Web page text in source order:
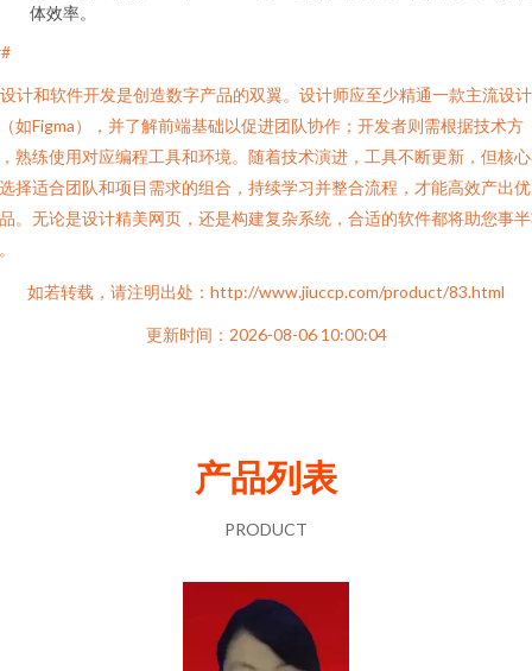
体效率。
计和软件开发是创造数字产品的双翼。设计师应至少精通一款主流设
如Figma），并了解前端基础以促进团队协作；开发者则需根据技术方
熟练使用对应编程工具和环境。随着技术演进，工具不断更新，但核
择适合团队和项目需求的组合，持续学习并整合流程，才能高效产出
。无论是设计精美网页，还是构建复杂系统，合适的软件都将助您事
如若转载，请注明出处：http://www.jiuccp.com/product/83.html
更新时间：2026-08-06 10:00:04
产品列表
PRODUCT